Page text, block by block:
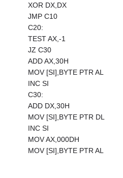
XOR DX,DX
JMP C10
C20:
TEST AX,-1
JZ C30
ADD AX,30H
MOV [SI],BYTE PTR AL
INC SI
C30:
ADD DX,30H
MOV [SI],BYTE PTR DL
INC SI
MOV AX,000DH
MOV [SI],BYTE PTR AL